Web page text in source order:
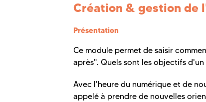
Création & gestion de
Présentation
Ce module permet de saisir
après". Quels sont les objectifs
Avec l'heure du numérique et de
appelé à prendre de nouvelles